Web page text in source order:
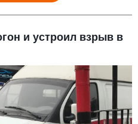
и устроил взрыв в